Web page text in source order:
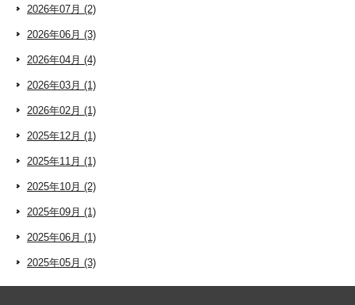
2026年07月 (2)
2026年06月 (3)
2026年04月 (4)
2026年03月 (1)
2026年02月 (1)
2025年12月 (1)
2025年11月 (1)
2025年10月 (2)
2025年09月 (1)
2025年06月 (1)
2025年05月 (3)